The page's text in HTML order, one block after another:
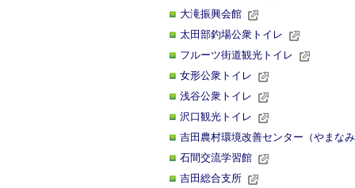
大滝振興会館
太田部釣場公衆トイレ
フルーツ街道観光トイレ
女形公衆トイレ
浅谷公衆トイレ
沢口観光トイレ
吉田農村環境改善センター（やまな
石間交流学習館
吉田総合支所